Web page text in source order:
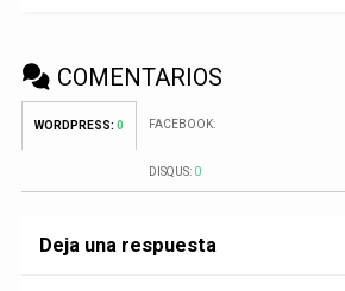
COMENTARIOS
WORDPRESS: 0 FACEBOOK:
DISQUS: 0
Deja una respuesta